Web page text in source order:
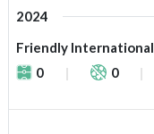
2024
Friendly International
0
0